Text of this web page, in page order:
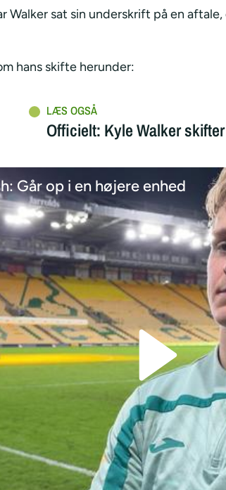
Walker sat sin underskrift på en
hans skifte herunder:
Officielt: Kyle Walker
Går op i en højere enhed